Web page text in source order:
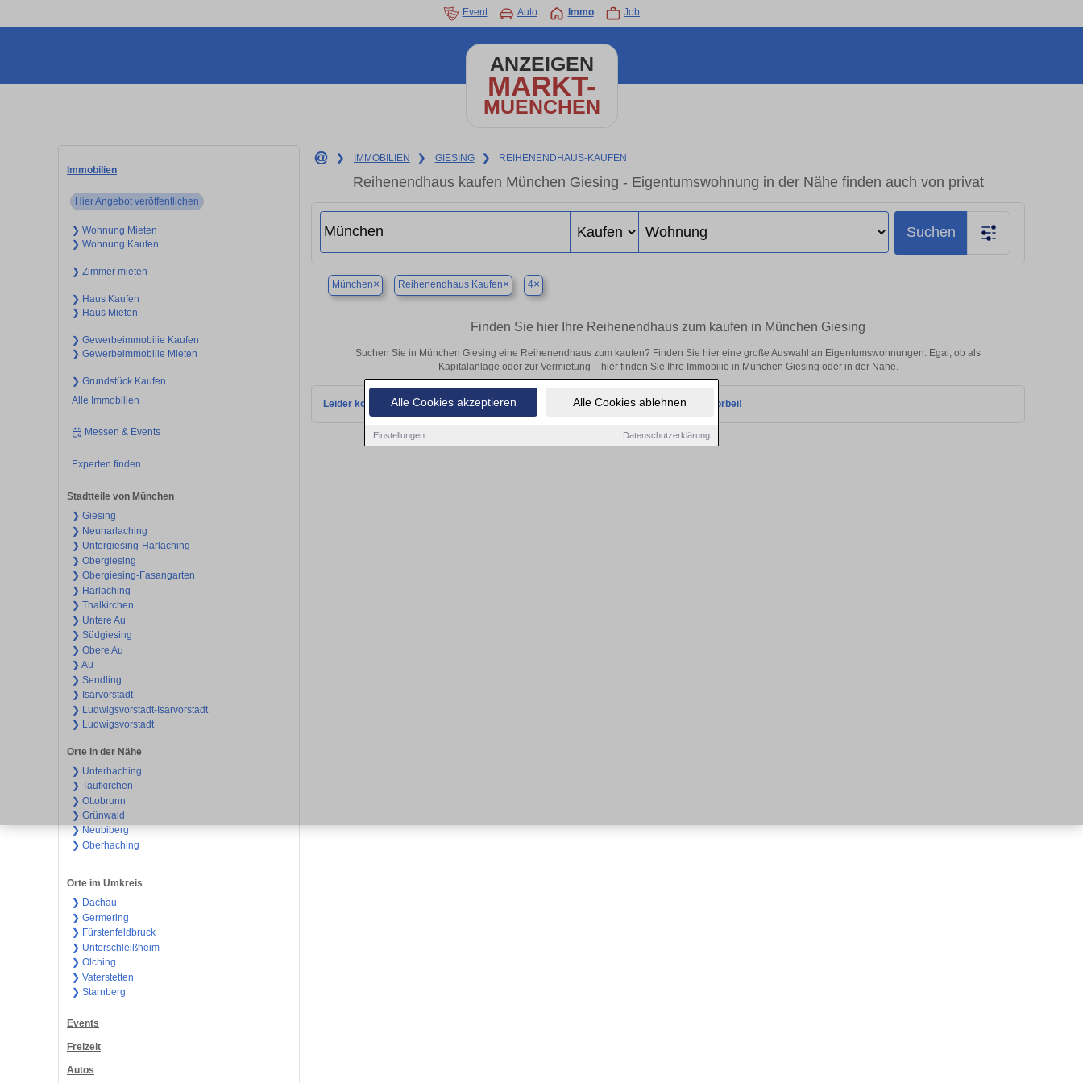
Alle Cookies akzeptieren Alle Cookies ablehnen
Einstellungen Datenschutzerklärung
Event Auto Immo Job
ANZEIGEN
MARKT-
MUENCHEN
Immobilien
Hier Angebot veröffentlichen
❯ Wohnung Mieten
❯ Wohnung Kaufen
❯ Zimmer mieten
❯ Haus Kaufen
❯ Haus Mieten
❯ Gewerbeimmobilie Kaufen
❯ Gewerbeimmobilie Mieten
❯ Grundstück Kaufen
Alle Immobilien
Messen & Events
Experten finden
Stadtteile von München
❯ Giesing
❯ Neuharlaching
❯ Untergiesing-Harlaching
❯ Obergiesing
❯ Obergiesing-Fasangarten
❯ Harlaching
❯ Thalkirchen
❯ Untere Au
❯ Südgiesing
❯ Obere Au
❯ Au
❯ Sendling
❯ Isarvorstadt
❯ Ludwigsvorstadt-Isarvorstadt
❯ Ludwigsvorstadt
Orte in der Nähe
❯ Unterhaching
❯ Taufkirchen
❯ Ottobrunn
❯ Grünwald
❯ Neubiberg
❯ Oberhaching
Orte im Umkreis
❯ Dachau
❯ Germering
❯ Fürstenfeldbruck
❯ Unterschleißheim
❯ Olching
❯ Vaterstetten
❯ Starnberg
Events
Freizeit
Autos
❯ IMMOBILIEN ❯ GIESING ❯ REIHENENDHAUS-KAUFEN
Reihenendhaus kaufen München Giesing - Eigentumswohnung in der Nähe finden auch von privat
Suchen
München× Reihenendhaus Kaufen× 4×
Finden Sie hier Ihre Reihenendhaus zum kaufen in München Giesing
Suchen Sie in München Giesing eine Reihenendhaus zum kaufen? Finden Sie hier eine große Auswahl an Eigentumswohnungen. Egal, ob als
Kapitalanlage oder zur Vermietung – hier finden Sie Ihre Immobilie in München Giesing oder in der Nähe.
Leider konnten wir derzeit keine passenden Objekte finden. Schauen Sie bald wieder vorbei!